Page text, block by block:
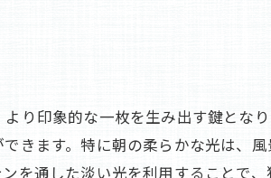
り印象的な一枚を生み出す鍵とな
きます。特に朝の柔らかな光は、
を通した淡い光を利用することで